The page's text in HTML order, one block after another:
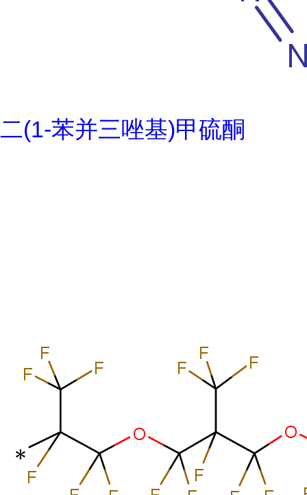
二(1-苯并三唑基)甲硫酮